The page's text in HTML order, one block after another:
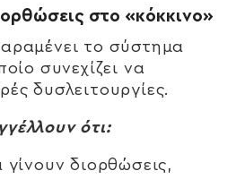
στο «κόκκινο»
το σύστημα
συνεχίζει να
δυσλειτουργίες.
ότι:
διορθώσεις,